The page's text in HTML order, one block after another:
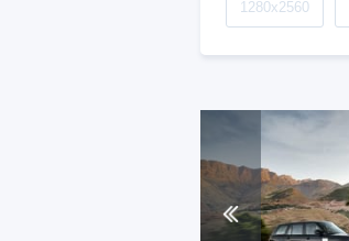
1280x2560